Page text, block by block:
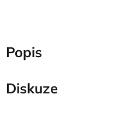
Popis
Diskuze